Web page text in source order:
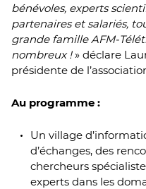
bénévoles, experts
partenaires et salariés,
grande famille AFM-
nombreux !» déclare
présidente de
Au programme :
Un village
d’échanges, des
chercheurs
experts dans les